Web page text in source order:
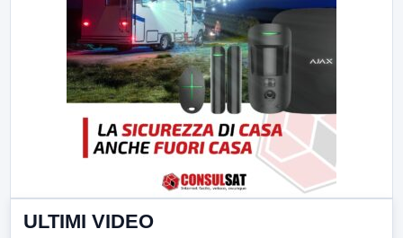
ULTIMI VIDEO